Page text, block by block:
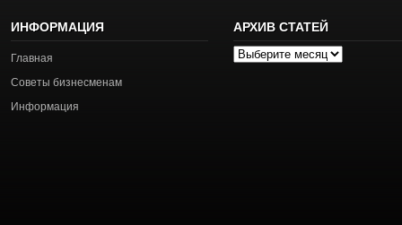
ИНФОРМАЦИЯ
Главная
Советы бизнесменам
Информация
АРХИВ СТАТЕЙ
Архив